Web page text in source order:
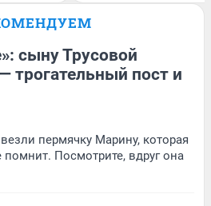
сыну Трусовой
трогательный пост и
пермячку Марину, которая
помнит. Посмотрите, вдруг она